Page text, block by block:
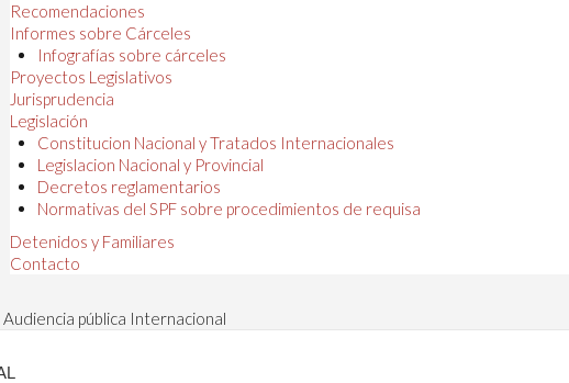
Recomendaciones
Informes sobre Cárceles
Infografías sobre cárceles
Proyectos Legislativos
Jurisprudencia
Legislación
Constitucion Nacional y Tratados Internacionales
Legislacion Nacional y Provincial
Decretos reglamentarios
Normativas del SPF sobre procedimientos de requisa
Detenidos y Familiares
Contacto
Audiencia pública Internacional